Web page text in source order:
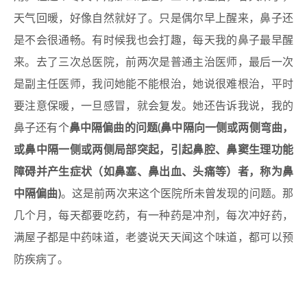
天气回暖，好像自然就好了。只是偶尔早上醒来，鼻子还
是不会很通畅。有时候我也会打趣，每天我的鼻子最早醒
来。去了三次总医院，前两次是普通主治医师，最后一次
是副主任医师，我问她能不能根治，她说很难根治，平时
要注意保暖，一旦感冒，就会复发。她还告诉我说，我的
鼻子还有个鼻中隔偏曲的问题(鼻中隔向一侧或两侧弯曲，
或鼻中隔一侧或两侧局部突起，引起鼻腔、鼻窦生理功能
障碍并产生症状（如鼻塞、鼻出血、头痛等）者，称为鼻
中隔偏曲)。这是前两次来这个医院所未曾发现的问题。那
几个月，每天都要吃药，有一种药是冲剂，每次冲好药，
满屋子都是中药味道，老婆说天天闻这个味道，都可以预
防疾病了。